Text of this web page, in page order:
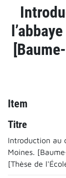
Item
Titre
Introduction au
Moines.
[Thèse de